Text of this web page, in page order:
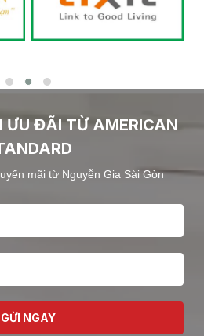
ƯU ĐÃI TỪ AMERICAN
mãi từ Nguyễn Gia Sài Gòn
GỬI NGAY